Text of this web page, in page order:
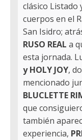
clásico Listado
cuerpos en el
San Isidro;
RUSO REAL a
esta jornada.
y HOLY JOY,
mencionado
BLUCLETTE
que
también
experiencia,